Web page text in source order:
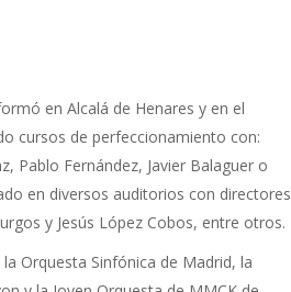
en Alcalá de Henares y en el
cursos de perfeccionamiento con:
Pablo Fernández, Javier Balaguer o
en diversos auditorios con directores
y Jesús López Cobos, entre otros.
Orquesta Sinfónica de Madrid, la